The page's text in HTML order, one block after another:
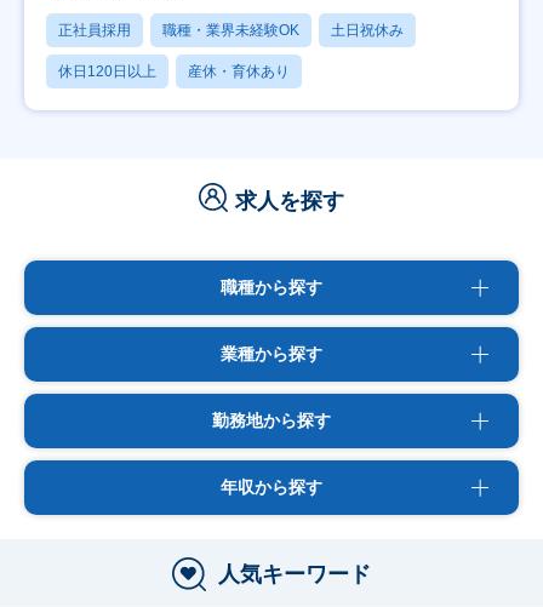
正社員採用 職種・業界未経験OK 土日祝休み
休日120日以上 産休・育休あり
求人を探す
職種から探す
業種から探す
勤務地から探す
年収から探す
人気キーワード